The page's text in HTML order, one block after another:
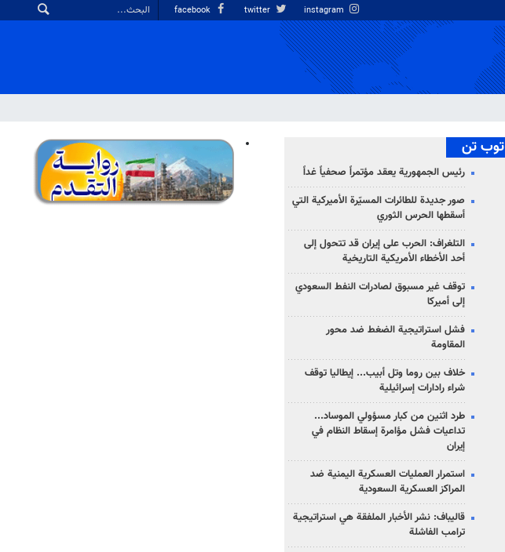
توب تن
رئيس الجمهورية يعقد مؤتمراً صحفياً غداً
صور جديدة للطائرات المسيّرة الأميركية التي
أسقطها الحرس الثوري
التلغراف: الحرب على إيران قد تتحول إلى
أحد الأخطاء الأمريكية التاريخية
توقف غير مسبوق لصادرات النفط السعودي
إلى أميركا
فشل استراتيجية الضغط ضد محور
المقاومة
خلاف بين روما وتل أبيب... إيطاليا توقف
شراء رادارات إسرائيلية
طرد اثنين من كبار مسؤولي الموساد...
تداعيات فشل مؤامرة إسقاط النظام في
إيران
استمرار العمليات العسكرية اليمنية ضد
المراكز العسكرية السعودية
قاليباف: نشر الأخبار الملفقة هي استراتيجية
ترامب الفاشلة